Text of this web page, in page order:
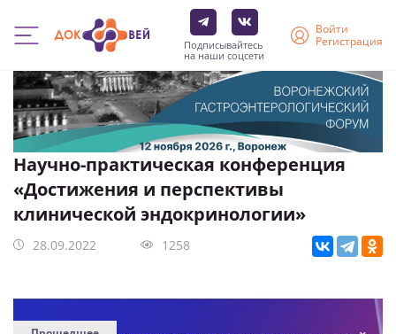
Перейти
основному
содержанию
Подписывайтесь
на наши соцсети
Войти
Регистрация
Научно-практическая конференция
«Достижения и перспективы
клинической эндокринологии»
28.09.2022 1258